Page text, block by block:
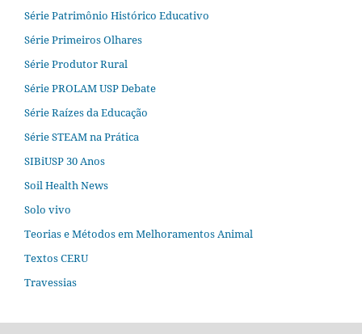
Série Patrimônio Histórico Educativo
Série Primeiros Olhares
Série Produtor Rural
Série PROLAM USP Debate
Série Raízes da Educação
Série STEAM na Prática
SIBiUSP 30 Anos
Soil Health News
Solo vivo
Teorias e Métodos em Melhoramentos Animal
Textos CERU
Travessias